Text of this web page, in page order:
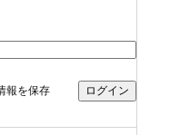
報を保存